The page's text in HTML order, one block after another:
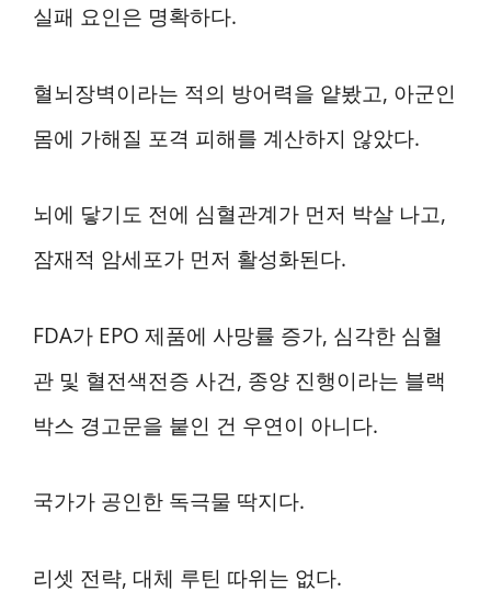
실패 요인은 명확하다.
혈뇌장벽이라는 적의 방어력을 얕봤고, 아군인
몸에 가해질 포격 피해를 계산하지 않았다.
뇌에 닿기도 전에 심혈관계가 먼저 박살 나고,
잠재적 암세포가 먼저 활성화된다.
FDA가 EPO 제품에 사망률 증가, 심각한 심혈
관 및 혈전색전증 사건, 종양 진행이라는 블랙
박스 경고문을 붙인 건 우연이 아니다.
국가가 공인한 독극물 딱지다.
리셋 전략, 대체 루틴 따위는 없다.